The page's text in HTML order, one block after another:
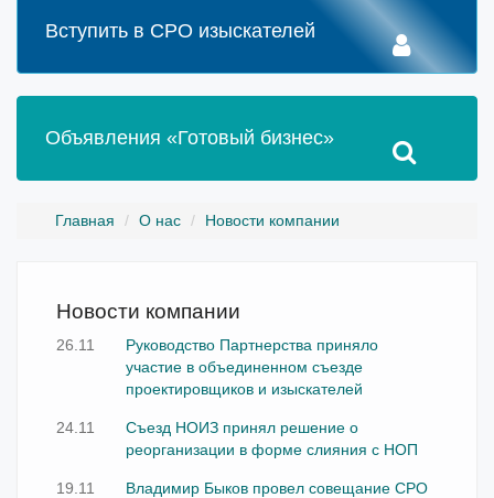
Вступить в СРО изыскателей
Объявления «Готовый бизнес»
Главная О нас Новости компании
Новости компании
26.11
Руководство Партнерства приняло
участие в объединенном съезде
проектировщиков и изыскателей
24.11
Съезд НОИЗ принял решение о
реорганизации в форме слияния с НОП
19.11
Владимир Быков провел совещание СРО